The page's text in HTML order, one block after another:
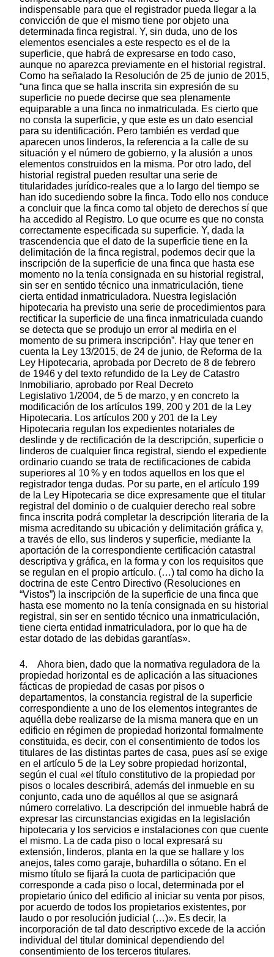
indispensable para que el registrador pueda llegar a la
convicción de que el mismo tiene por objeto una
determinada finca registral. Y, sin duda, uno de los
elementos esenciales a este respecto es el de la
superficie, que habrá de expresarse en todo caso,
aunque no aparezca previamente en el historial registral.
Como ha señalado la Resolución de 25 de junio de 2015,
“una finca que se halla inscrita sin expresión de su
superficie no puede decirse que sea plenamente
equiparable a una finca no inmatriculada. Es cierto que
no consta la superficie, y que este es un dato esencial
para su identificación. Pero también es verdad que
aparecen unos linderos, la referencia a la calle de su
situación y el número de gobierno, y la alusión a unos
elementos construidos en la misma. Por otro lado, del
historial registral pueden resultar una serie de
titularidades jurídico-reales que a lo largo del tiempo se
han ido sucediendo sobre la finca. Todo ello nos conduce
a concluir que la finca como tal objeto de derechos sí que
ha accedido al Registro. Lo que ocurre es que no consta
correctamente especificada su superficie. Y, dada la
trascendencia que el dato de la superficie tiene en la
delimitación de la finca registral, podemos decir que la
inscripción de la superficie de una finca que hasta ese
momento no la tenía consignada en su historial registral,
sin ser en sentido técnico una inmatriculación, tiene
cierta entidad inmatriculadora. Nuestra legislación
hipotecaria ha previsto una serie de procedimientos para
rectificar la superficie de una finca inmatriculada cuando
se detecta que se produjo un error al medirla en el
momento de su primera inscripción”. Hay que tener en
cuenta la Ley 13/2015, de 24 de junio, de Reforma de la
Ley Hipotecaria, aprobada por Decreto de 8 de febrero
de 1946 y del texto refundido de la Ley de Catastro
Inmobiliario, aprobado por Real Decreto
Legislativo 1/2004, de 5 de marzo, y en concreto la
modificación de los artículos 199, 200 y 201 de la Ley
Hipotecaria. Los artículos 200 y 201 de la Ley
Hipotecaria regulan los expedientes notariales de
deslinde y de rectificación de la descripción, superficie o
linderos de cualquier finca registral, siendo el expediente
ordinario cuando se trata de rectificaciones de cabida
superiores al 10 % y en todos aquellos en los que el
registrador tenga dudas. Por su parte, en el artículo 199
de la Ley Hipotecaria se dice expresamente que el titular
registral del dominio o de cualquier derecho real sobre
finca inscrita podrá completar la descripción literaria de la
misma acreditando su ubicación y delimitación gráfica y,
a través de ello, sus linderos y superficie, mediante la
aportación de la correspondiente certificación catastral
descriptiva y gráfica, en la forma y con los requisitos que
se regulan en el propio artículo. (…) tal como ha dicho la
doctrina de este Centro Directivo (Resoluciones en
“Vistos”) la inscripción de la superficie de una finca que
hasta ese momento no la tenía consignada en su historial
registral, sin ser en sentido técnico una inmatriculación,
tiene cierta entidad inmatriculadora, por lo que ha de
estar dotado de las debidas garantías».
4. Ahora bien, dado que la normativa reguladora de la
propiedad horizontal es de aplicación a las situaciones
fácticas de propiedad de casas por pisos o
departamentos, la constancia registral de la superficie
correspondiente a uno de los elementos integrantes de
aquélla debe realizarse de la misma manera que en un
edificio en régimen de propiedad horizontal formalmente
constituida, es decir, con el consentimiento de todos los
titulares de las distintas partes de casa, pues así se exige
en el artículo 5 de la Ley sobre propiedad horizontal,
según el cual «el título constitutivo de la propiedad por
pisos o locales describirá, además del inmueble en su
conjunto, cada uno de aquéllos al que se asignará
número correlativo. La descripción del inmueble habrá de
expresar las circunstancias exigidas en la legislación
hipotecaria y los servicios e instalaciones con que cuente
el mismo. La de cada piso o local expresará su
extensión, linderos, planta en la que se hallare y los
anejos, tales como garaje, buhardilla o sótano. En el
mismo título se fijará la cuota de participación que
corresponde a cada piso o local, determinada por el
propietario único del edificio al iniciar su venta por pisos,
por acuerdo de todos los propietarios existentes, por
laudo o por resolución judicial (…)». Es decir, la
incorporación de tal dato descriptivo excede de la acción
individual del titular dominical dependiendo del
consentimiento de los terceros titulares.